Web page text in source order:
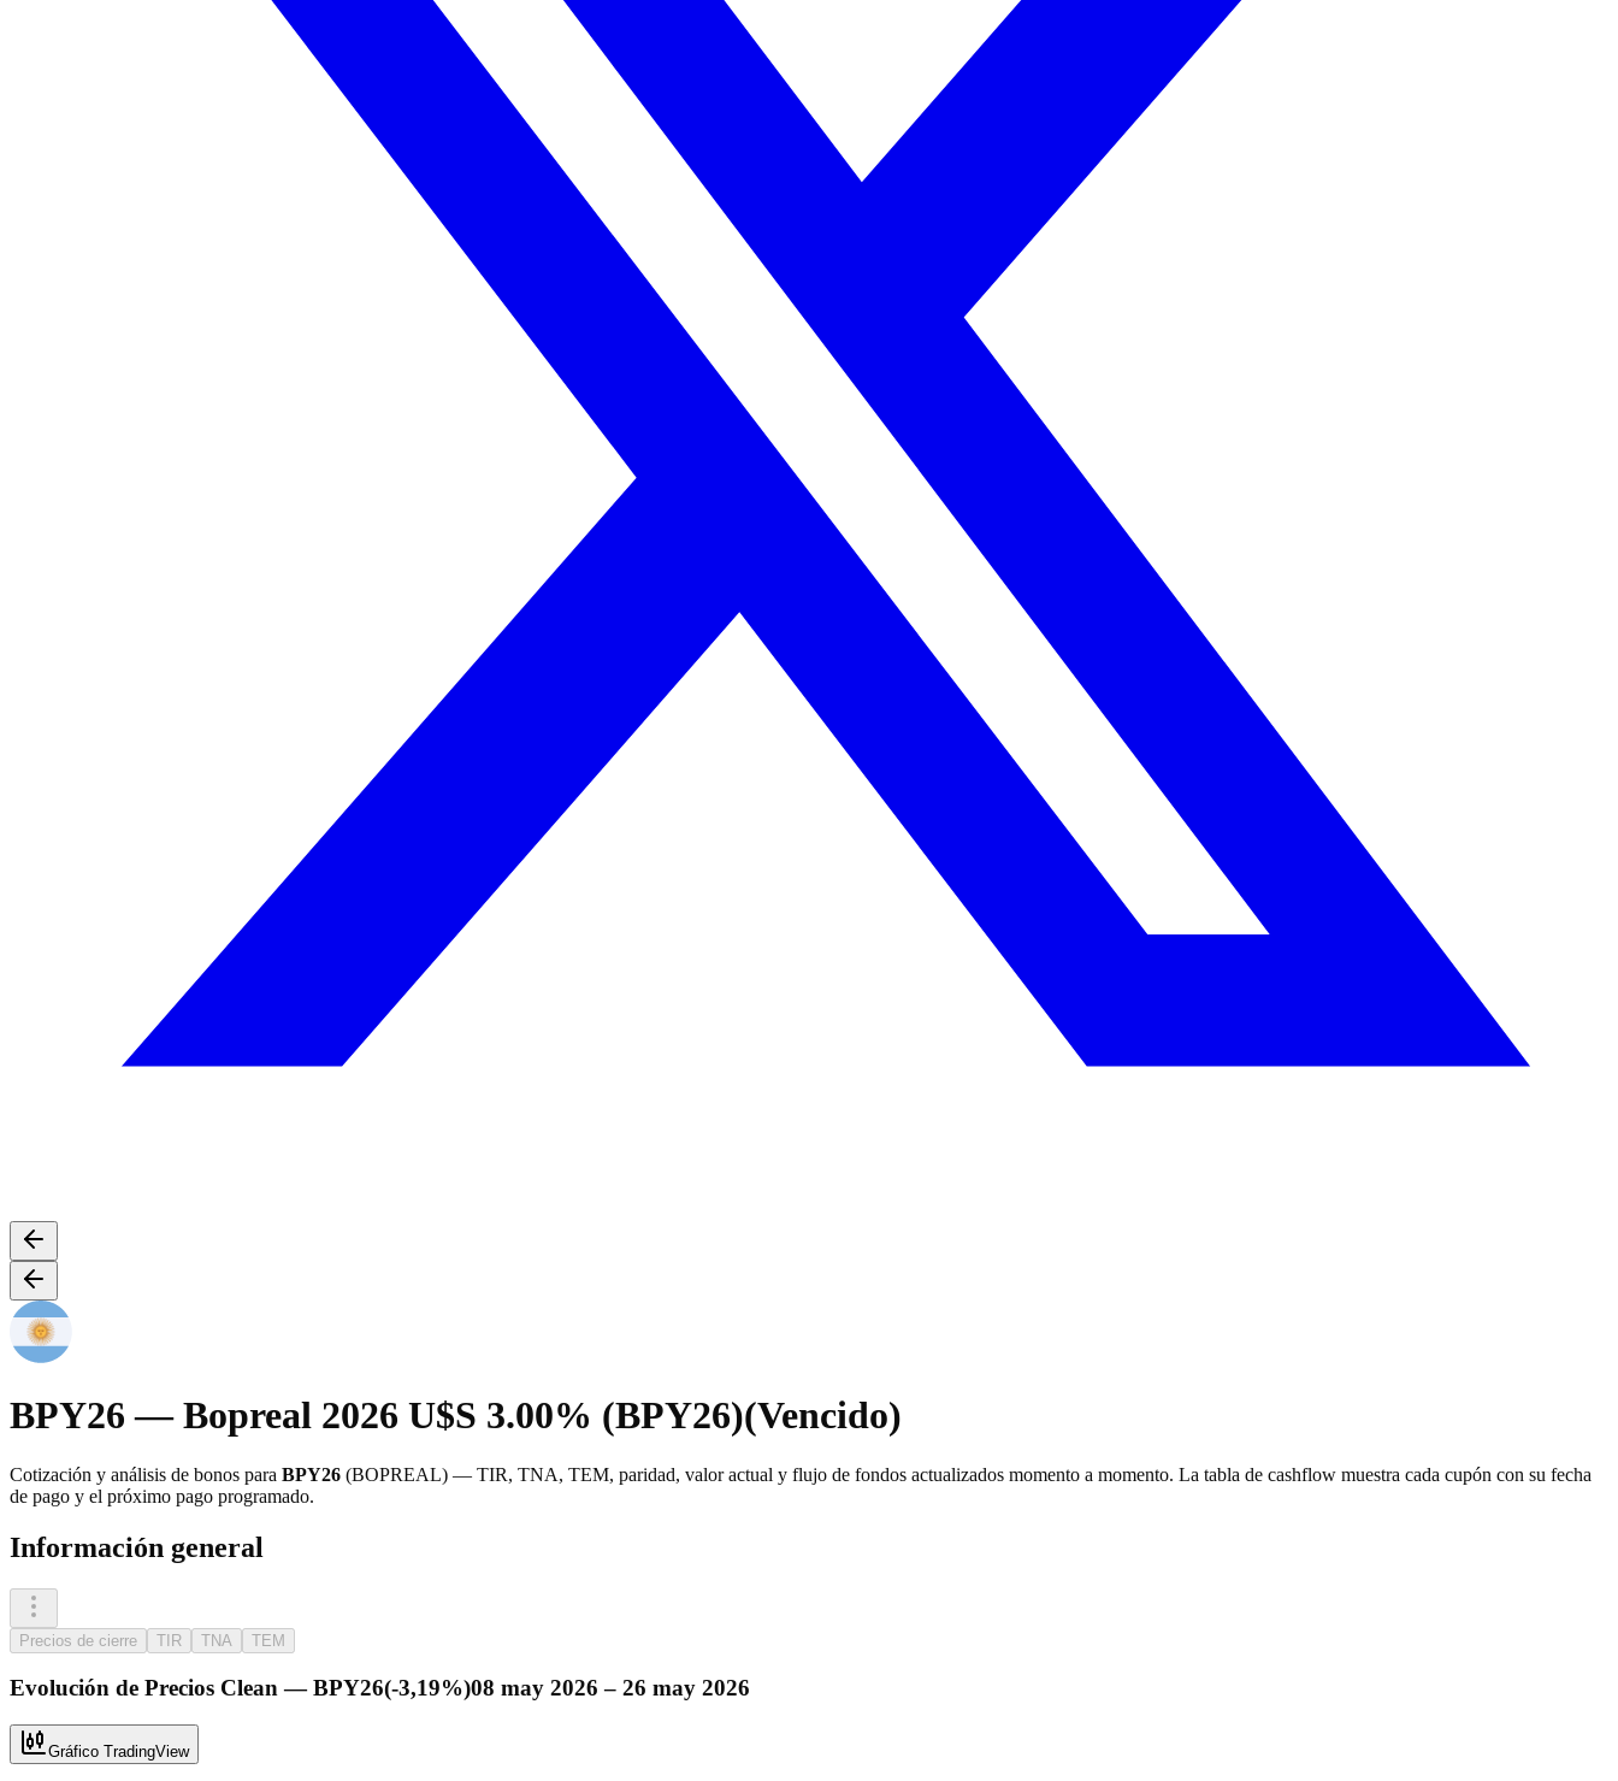
BPY26 — Bopreal 2026 U$S 3.00% (BPY26)(Vencido)
Cotización y análisis de bonos para BPY26 (BOPREAL) — TIR, TNA, TEM, paridad, valor actual y flujo de fondos actualizados momento a momento. La tabla de cashflow muestra cada cupón con su fecha
de pago y el próximo pago programado.
Información general
Precios de cierre TIR TNA TEM
Evolución de Precios Clean—BPY26(-3,19%)08 may 2026 – 26 may 2026
Gráfico TradingView